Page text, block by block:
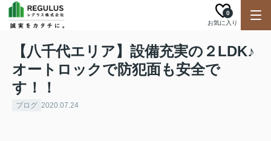
お気に入り
0
【八千代エリア】設備充実の２LDK♪
オートロックで防犯面も安全で
す！！
ブログ 2020.07.24